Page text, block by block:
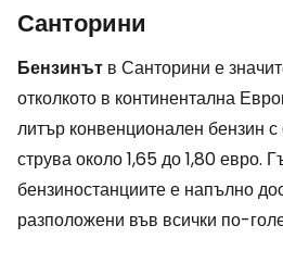
Санторини
Бензинът в Санторини е
отколкото в континентална
литър конвенционален бензин
струва около 1,65 до 1,80 евро.
бензиностанциите е напълно
разположени във всички по-